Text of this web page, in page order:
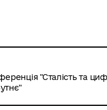
"Сталість та